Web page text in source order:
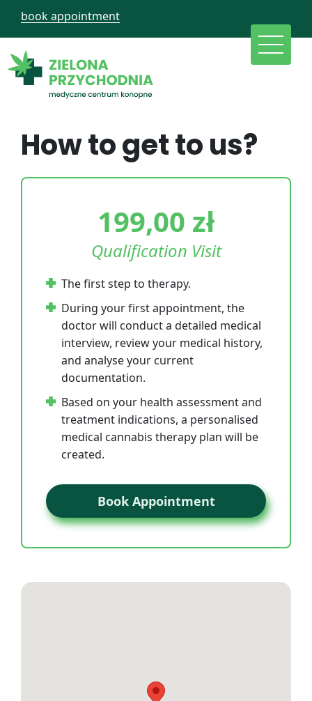
book appointment
How to get to us?
199,00 zł
Qualification Visit
The first step to therapy.
During your first appointment, the
doctor will conduct a detailed medical
interview, review your medical history,
and analyse your current
documentation.
Based on your health assessment and
treatment indications, a personalised
medical cannabis therapy plan will be
created.
Book Appointment